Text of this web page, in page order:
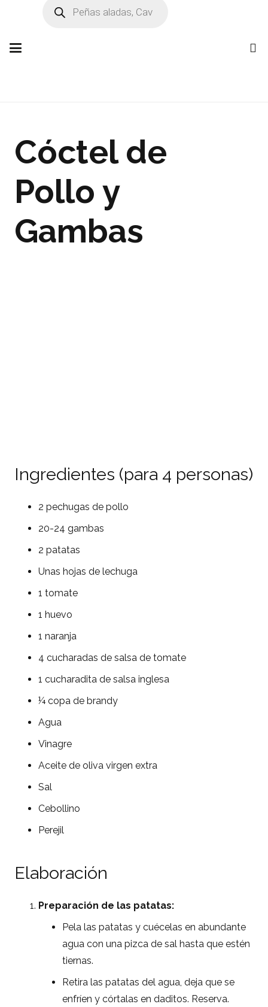
productos
Cóctel de
Pollo y
Gambas
Ingredientes (para 4 personas)
2 pechugas de pollo
20-24 gambas
2 patatas
Unas hojas de lechuga
1 tomate
1 huevo
1 naranja
4 cucharadas de salsa de tomate
1 cucharadita de salsa inglesa
¼ copa de brandy
Agua
Vinagre
Aceite de oliva virgen extra
Sal
Cebollino
Perejil
Elaboración
Preparación de las patatas:
Pela las patatas y cuécelas en abundante
agua con una pizca de sal hasta que estén
tiernas.
Retira las patatas del agua, deja que se
enfríen y córtalas en daditos. Reserva.